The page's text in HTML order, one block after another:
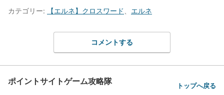
カテゴリー: 【エルネ】クロスワード エルネ
コメントする
ポイントサイトゲーム攻略隊 トップへ戻る